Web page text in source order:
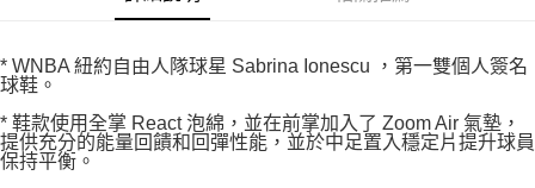
* WNBA 紐約自由人隊球星 Sabrina Ionescu ，第一雙個人簽名
球鞋。
* 鞋款使用全掌 React 泡綿，並在前掌加入了 Zoom Air 氣墊，
提供充分的能量回饋和回彈性能，並於中足置入穩定片提升球員
保持平衡。